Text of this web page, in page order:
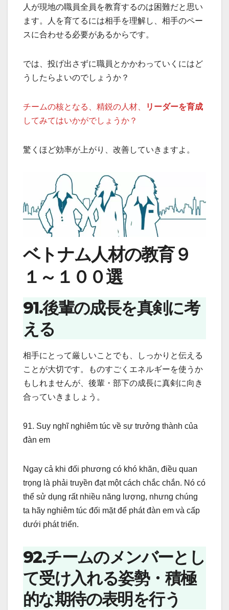
人が現地の職員全員を教育するのは困難だと思い
ます。人を育てるには相手を理解し、相手のペー
スに合わせる必要があるからです。
では、投げ出さずに職員とかかわっていくにはど
うしたらよいのでしょうか？
チームの核となる、精鋭の人材、
リーダーを育成
してみてはいかがでしょうか？
驚くほど効率が上がり、改善していきますよ。
ベトナム人材の教育９
１～１００選
91.後輩の成長を真剣に考
える
相手にとって厳しいことでも、しっかりと伝える
ことが大切です。ものすごくエネルギーを使うか
もしれませんが、後輩・部下の成長に真剣に向き
合っていきましょう。
91. Suy nghĩ nghiêm túc về sự trưởng thành của
đàn em
Ngay cả khi đối phương có khó khăn, điều quan
trọng là phải truyền đạt một cách chắc chắn. Nó có
thể sử dụng rất nhiều năng lượng, nhưng chúng
ta hãy nghiêm túc đối mặt để phát đàn em và cấp
dưới phát triển.
92.チームのメンバーとし
て受け入れる姿勢・積極
的な期待の表明を行う